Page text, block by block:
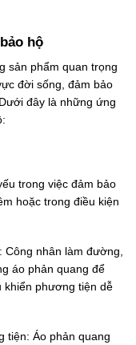
hộ
sản phẩm quan trọng
đời sống, đảm bảo
đây là những ứng
trong việc đảm bảo
hoặc trong điều kiện
nhân làm đường,
áo phản quang để
khiển phương tiện dễ
tiện: Áo phản quang